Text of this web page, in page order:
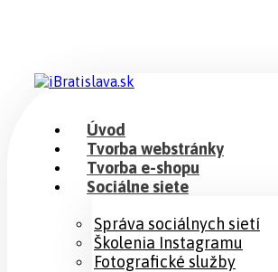
Úvod
Tvorba webstránky
Tvorba e-shopu
Sociálne siete
Správa sociálnych sietí
Školenia Instagramu
Fotografické služby